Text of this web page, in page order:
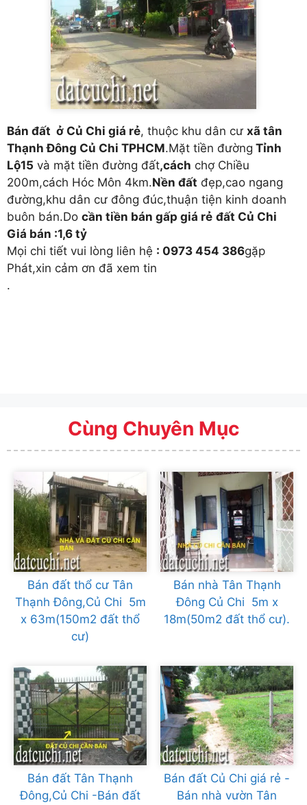
Bán đất ở Củ Chi giá rẻ, thuộc khu dân cư xã tân
Thạnh Đông Củ Chi TPHCM.Mặt tiền đường Tỉnh
Lộ15 và mặt tiền đường đất,cách chợ Chiều
200m,cách Hóc Môn 4km.Nền đất đẹp,cao ngang
đường,khu dân cư đông đúc,thuận tiện kinh doanh
buôn bán.Do cần tiền bán gấp giá rẻ đất Củ Chi
Giá bán :1,6 tỷ
Mọi chi tiết vui lòng liên hệ : 0973 454 386gặp
Phát,xin cảm ơn đã xem tin
.
Cùng Chuyên Mục
Bán đất thổ cư Tân
Thạnh Đông,Củ Chi 5m
x 63m(150m2 đất thổ
cư)
Bán nhà Tân Thạnh
Đông Củ Chi 5m x
18m(50m2 đất thổ cư).
Bán đất Tân Thạnh
Đông,Củ Chi -Bán đất
Bán đất Củ Chi giá rẻ -
Bán nhà vườn Tân